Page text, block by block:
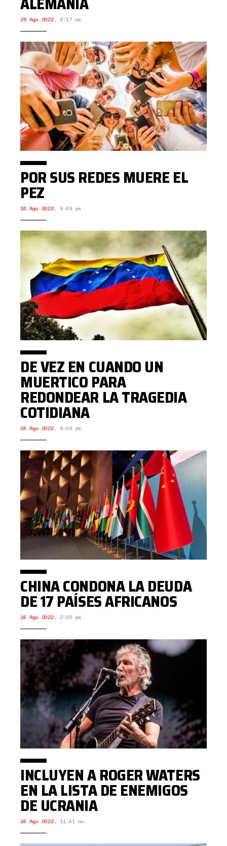
25 Ago 2022, 8:17 am.
POR SUS REDES MUERE EL
PEZ
24 Ago 2022, 8:49 pm.
DE VEZ EN CUANDO UN
MUERTICO PARA
REDONDEAR LA TRAGEDIA
COTIDIANA
24 Ago 2022, 8:08 pm.
CHINA CONDONA LA DEUDA
DE 17 PAÍSES AFRICANOS
24 Ago 2022, 2:05 pm.
INCLUYEN A ROGER WATERS
EN LA LISTA DE ENEMIGOS
DE UCRANIA
24 Ago 2022, 11:41 am.